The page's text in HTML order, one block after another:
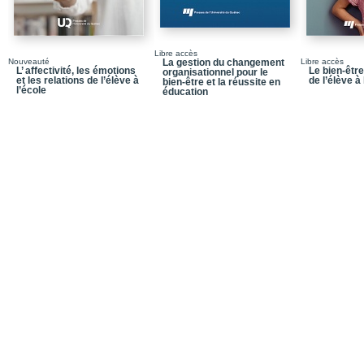
Chapitre 8_Lettre à
acculturation
Glossaire
Nouveauté
L’ affectivité, les émotions
et les relations de l’élève à
l’école
Libre accès
La gestion du changement
organisationnel pour le
bien-être et la réussite en
éducation
Libre accès
Le bien-
de l’élève à